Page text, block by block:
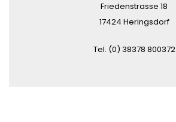
Friedenstrasse 18
17424 Heringsdorf
Tel. (0) 38378 800372